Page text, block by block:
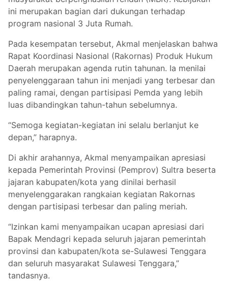
ini merupakan bagian dari dukungan terhadap
program nasional 3 Juta Rumah.
Pada kesempatan tersebut, Akmal menjelaskan bahwa
Rapat Koordinasi Nasional (Rakornas) Produk Hukum
Daerah merupakan agenda rutin tahunan. Ia menilai
penyelenggaraan tahun ini menjadi yang terbesar dan
paling ramai, dengan partisipasi Pemda yang lebih
luas dibandingkan tahun-tahun sebelumnya.
“Semoga kegiatan-kegiatan ini selalu berlanjut ke
depan,” harapnya.
Di akhir arahannya, Akmal menyampaikan apresiasi
kepada Pemerintah Provinsi (Pemprov) Sultra beserta
jajaran kabupaten/kota yang dinilai berhasil
menyelenggarakan rangkaian kegiatan Rakornas
dengan partisipasi terbesar dan paling meriah.
“Izinkan kami menyampaikan ucapan apresiasi dari
Bapak Mendagri kepada seluruh jajaran pemerintah
provinsi dan kabupaten/kota se-Sulawesi Tenggara
dan seluruh masyarakat Sulawesi Tenggara,”
tandasnya.